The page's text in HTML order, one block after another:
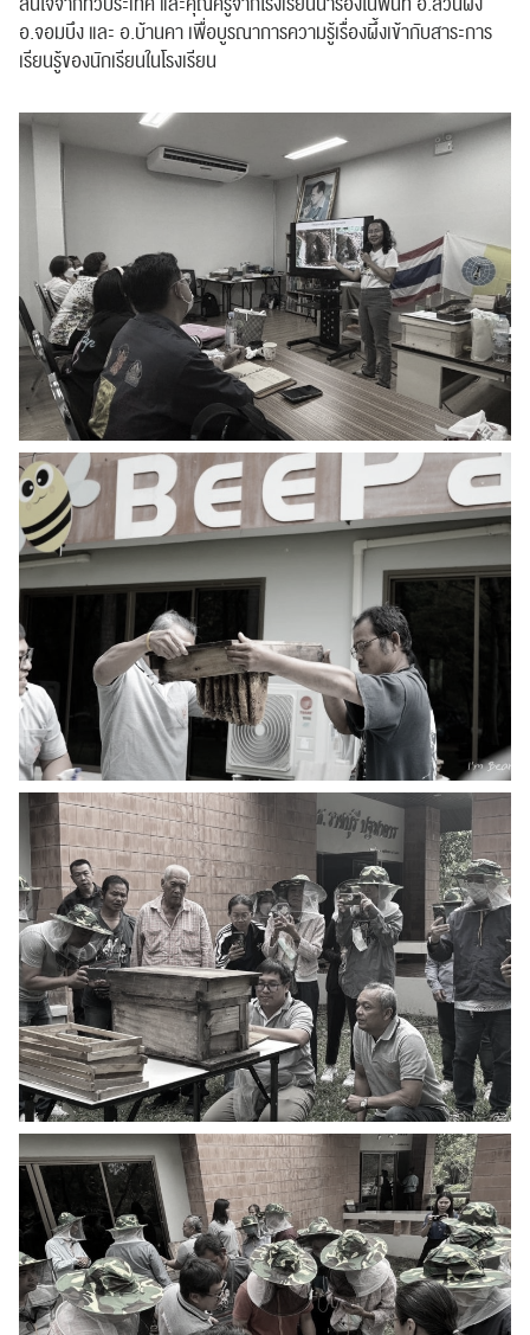
อ.จอมบึง​ และ อ.บ้านคา เพื่อบูรณาการ​ความรู้​เรื่องผึ้งเข้ากับสาระ​การ
เรียนรู้​ของนักเรียนในโรงเรียน